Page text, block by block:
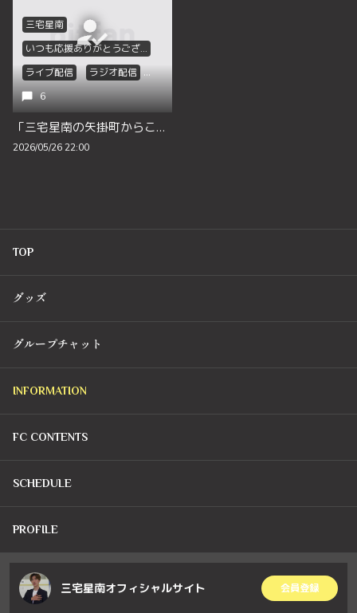
三宅星南
いつも応援ありがとうござ...
ライブ配信
ラジオ配信
三宅星南の矢掛町からこん...
6
「三宅星南の矢掛町からこんばんは！」第2回配信
2026/05/26 22:00
TOP
グッズ
グループチャット
INFORMATION
FC CONTENTS
SCHEDULE
PROFILE
三宅星南オフィシャルサイト 会員登録